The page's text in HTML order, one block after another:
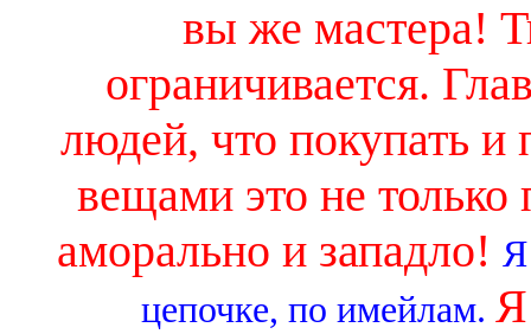
вы же мастера!
ограничивается.
людей, что покупать и
вещами это не только
аморально и западло! Я
цепочке, по имейлам. Я